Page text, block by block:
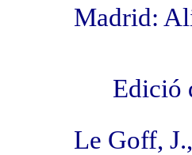
Madrid:
Edició
Le Goff,